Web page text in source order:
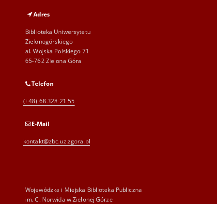
Adres
Biblioteka Uniwersytetu
Zielonogórskiego
al. Wojska Polskiego 71
65-762 Zielona Góra
Telefon
(+48) 68 328 21 55
E-Mail
kontakt@zbc.uz.zgora.pl
Wojewódzka i Miejska Biblioteka Publiczna
im. C. Norwida w Zielonej Górze